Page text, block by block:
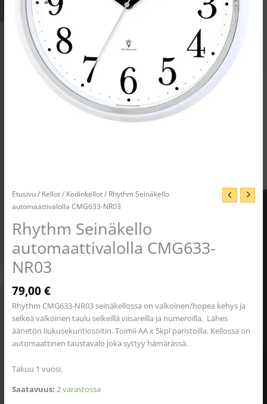
Etusivu/ Kellot/ Kodinkellot/ Rhythm Seinäkello
automaattivalolla CMG633-NR03
Rhythm Seinäkello
automaattivalolla CMG633-
NR03
79,00€
Rhythm CMG633-NR03 seinäkellossa on valkoinen/hopea kehys ja
selkeä valkoinen taulu selkeillä viisareilla ja numeroilla. Lähes
äänetön liukusekuntiosoitin. Toimii AA x 5kpl paristoilla. Kellossa on
automaattinen taustavalo joka syttyy hämärässä.
Takuu 1 vuosi.
Saatavuus: 2 varastossa